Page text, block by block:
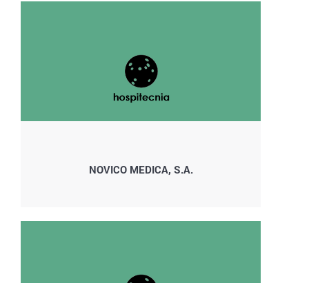
NOVICO MEDICA, S.A.